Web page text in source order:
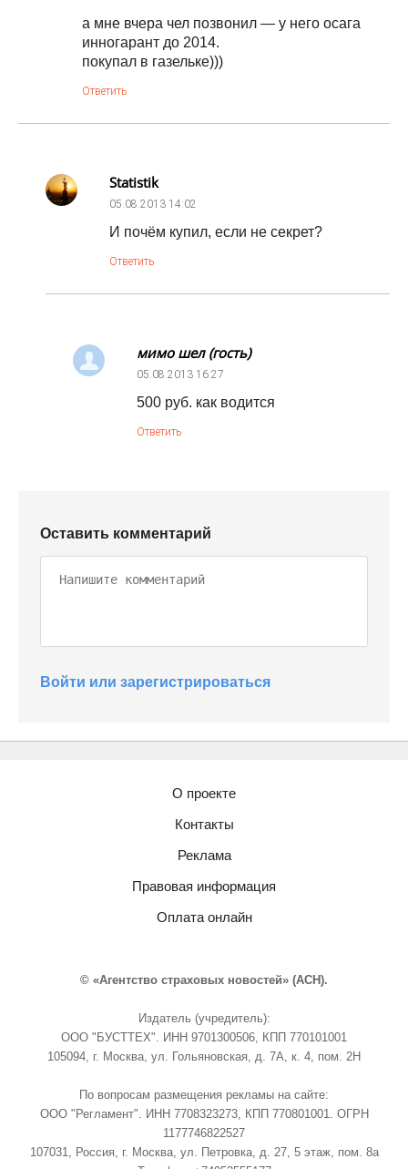
а мне вчера чел позвонил — у него осага
инногарант до 2014.
покупал в газельке)))
Ответить
Statistik
05.08.2013 14:02
И почём купил, если не секрет?
Ответить
мимо шел (гость)
05.08.2013 16:27
500 руб. как водится
Ответить
Оставить комментарий
Войти или зарегистрироваться
О проекте
Контакты
Реклама
Правовая информация
Оплата онлайн
© «Агентство страховых новостей» (АСН).
Издатель (учредитель):
ООО "БУСТТЕХ". ИНН 9701300506, КПП 770101001
105094, г. Москва, ул. Гольяновская, д. 7А, к. 4, пом. 2Н
По вопросам размещения рекламы на сайте:
ООО "Регламент". ИНН 7708323273, КПП 770801001. ОГРН
1177746822527
107031, Россия, г. Москва, ул. Петровка, д. 27, 5 этаж, пом. 8а